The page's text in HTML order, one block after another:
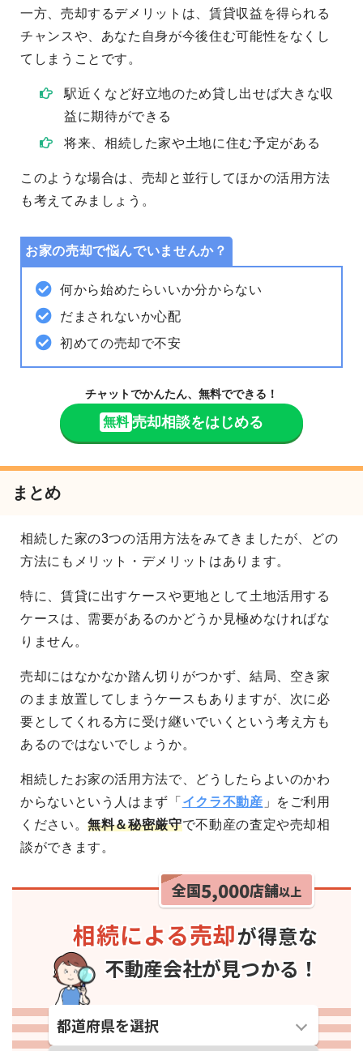
一方、売却するデメリットは、賃貸収益を得られる
チャンスや、あなた自身が今後住む可能性をなくし
てしまうことです。
駅近くなど好立地のため貸し出せば大きな収
益に期待ができる
将来、相続した家や土地に住む予定がある
このような場合は、売却と並行してほかの活用方法
も考えてみましょう。
お家の売却で悩んでいませんか？
何から始めたらいいか分からない
だまされないか心配
初めての売却で不安
チャットでかんたん、無料でできる！
無料 売却相談をはじめる
まとめ
相続した家の3つの活用方法をみてきましたが、どの
方法にもメリット・デメリットはあります。
特に、賃貸に出すケースや更地として土地活用する
ケースは、需要があるのかどうか見極めなければな
りません。
売却にはなかなか踏ん切りがつかず、結局、空き家
のまま放置してしまうケースもありますが、次に必
要としてくれる方に受け継いでいくという考え方も
あるのではないでしょうか。
相続したお家の活用方法で、どうしたらよいのかわ
からないという人はまず「 イクラ不動産 」をご利用
ください。無料＆秘密厳守で不動産の査定や売却相
談ができます。